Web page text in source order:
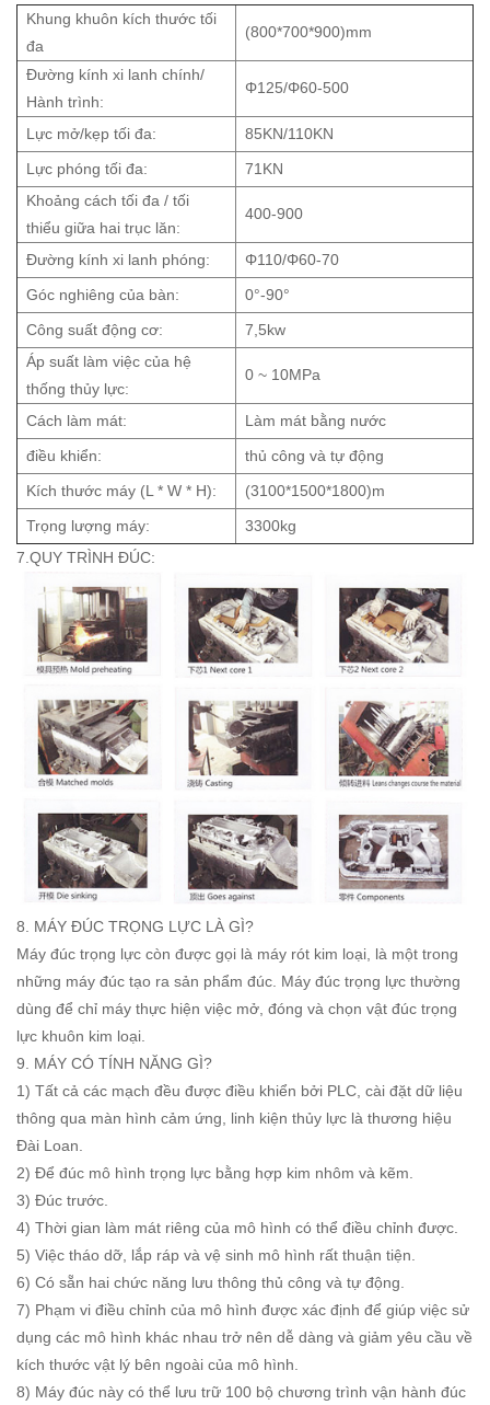
Khung khuôn kích thước tối
đa
(800*700*900)mm
Đường kính xi lanh chính/
Hành trình:
Φ125/Φ60-500
Lực mở/kẹp tối đa:
85KN/110KN
Lực phóng tối đa:
71KN
Khoảng cách tối đa / tối
thiểu giữa hai trục lăn:
400-900
Đường kính xi lanh phóng:
Φ110/Φ60-70
Góc nghiêng của bàn:
0°-90°
Công suất động cơ:
7,5kw
Áp suất làm việc của hệ
thống thủy lực:
0 ~ 10MPa
Cách làm mát:
Làm mát bằng nước
điều khiển:
thủ công và tự động
Kích thước máy (L * W * H):
(3100*1500*1800)m
Trọng lượng máy:
3300kg
7.QUY TRÌNH ĐÚC:
8. MÁY ĐÚC TRỌNG LỰC LÀ GÌ?
Máy đúc trọng lực còn được gọi là máy rót kim loại, là một trong
những máy đúc tạo ra sản phẩm đúc. Máy đúc trọng lực thường
dùng để chỉ máy thực hiện việc mở, đóng và chọn vật đúc trọng
lực khuôn kim loại.
9. MÁY CÓ TÍNH NĂNG GÌ?
1) Tất cả các mạch đều được điều khiển bởi PLC, cài đặt dữ liệu
thông qua màn hình cảm ứng, linh kiện thủy lực là thương hiệu
Đài Loan.
2) Để đúc mô hình trọng lực bằng hợp kim nhôm và kẽm.
3) Đúc trước.
4) Thời gian làm mát riêng của mô hình có thể điều chỉnh được.
5) Việc tháo dỡ, lắp ráp và vệ sinh mô hình rất thuận tiện.
6) Có sẵn hai chức năng lưu thông thủ công và tự động.
7) Phạm vi điều chỉnh của mô hình được xác định để giúp việc sử
dụng các mô hình khác nhau trở nên dễ dàng và giảm yêu cầu về
kích thước vật lý bên ngoài của mô hình.
8) Máy đúc này có thể lưu trữ 100 bộ chương trình vận hành đúc